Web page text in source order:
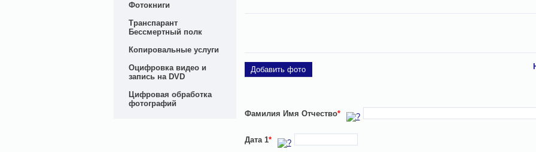
Фотокниги
Транспарант
Бессмертный полк
Копировальные услуги
Оцифровка видео и
запись на DVD
Цифровая обработка
фотографий
Добавить фото
Фамилия Имя Отчество*
Дата 1*